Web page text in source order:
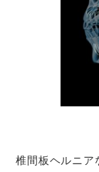
椎間板ヘルニア